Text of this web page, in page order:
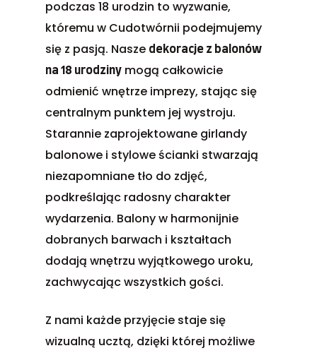
podczas 18 urodzin to wyzwanie,
któremu w Cudotwórnii podejmujemy
się z pasją. Nasze dekoracje z balonów
na 18 urodziny mogą całkowicie
odmienić wnętrze imprezy, stając się
centralnym punktem jej wystroju.
Starannie zaprojektowane girlandy
balonowe i stylowe ścianki stwarzają
niezapomniane tło do zdjęć,
podkreślając radosny charakter
wydarzenia. Balony w harmonijnie
dobranych barwach i kształtach
dodają wnętrzu wyjątkowego uroku,
zachwycając wszystkich gości.
Z nami każde przyjęcie staje się
wizualną ucztą, dzięki której możliwe